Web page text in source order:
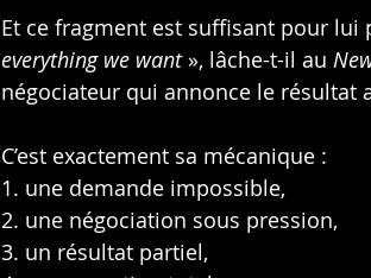
Et ce fragment est suffisant pour
everything we want », lâche-t-il au
négociateur qui annonce le résultat
C’est exactement sa mécanique :
1. une demande impossible,
2. une négociation sous pression,
3. un résultat partiel,